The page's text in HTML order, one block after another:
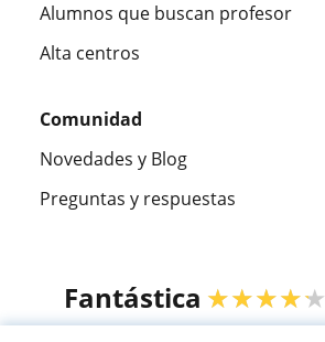
Alumnos que buscan profesor
Alta centros
Comunidad
Novedades y Blog
Preguntas y respuestas
Fantástica ★★★★★